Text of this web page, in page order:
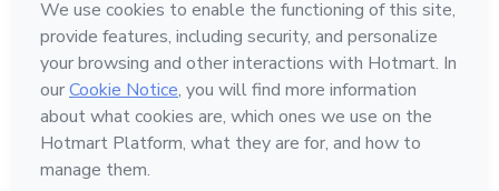
Conheça a Hotmart
Idioma
Português